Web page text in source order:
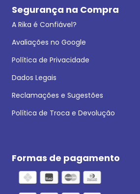
Segurança na Compra
A Rika é Confiável?
Avaliações no Google
Política de Privacidade
Dados Legais
Reclamações e Sugestões
Política de Troca e Devolução
Formas de pagamento